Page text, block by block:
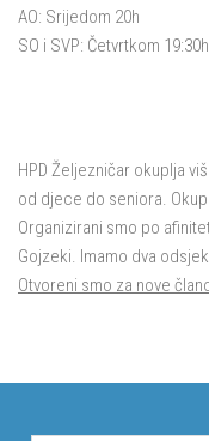
AO: Srijedom 20h
SO i SVP: Četvrtkom 19:30h
HPD Željezničar okuplja
od djece do seniora.
Organizirani smo po
Gojzeki. Imamo dva
Otvoreni smo za nove